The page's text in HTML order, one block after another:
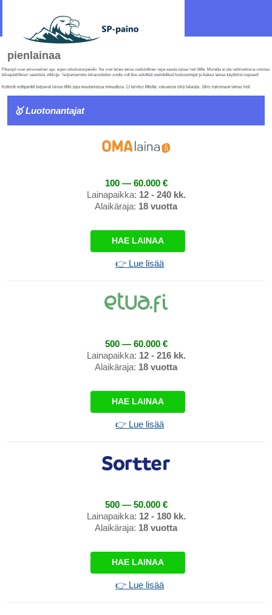
pienlainaa
🥇 Luotonantajat
100 — 60.000 €
Lainapaikka: 12 - 240 kk.
Alaikäraja: 18 vuotta
HAE LAINAA
👉 Lue lisää
500 — 60.000 €
Lainapaikka: 12 - 216 kk.
Alaikäraja: 18 vuotta
HAE LAINAA
👉 Lue lisää
500 — 50.000 €
Lainapaikka: 12 - 180 kk.
Alaikäraja: 18 vuotta
HAE LAINAA
👉 Lue lisää